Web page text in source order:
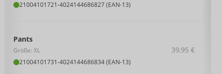
21004101721-4024144686827 (EAN-13)
Pants
Größe: XL
21004101731-4024144686834 (EAN-13)
39,95 €